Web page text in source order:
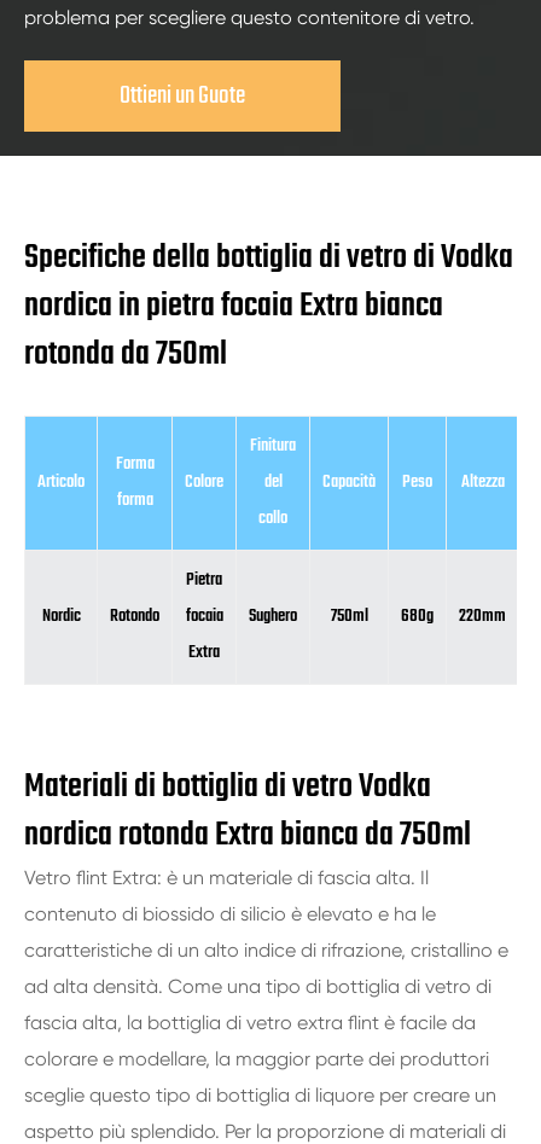
problema per scegliere questo contenitore di vetro.
Ottieni un Guote
Specifiche della bottiglia di vetro di Vodka
nordica in pietra focaia Extra bianca
rotonda da 750ml
Articolo
Forma
forma
Colore
Finitura
del
collo
Capacità Peso Altezza
Nordic Rotondo
Pietra
focaia
Extra
Sughero 750ml 680g 220mm
Materiali di bottiglia di vetro Vodka
nordica rotonda Extra bianca da 750ml
Vetro flint Extra: è un materiale di fascia alta. Il
contenuto di biossido di silicio è elevato e ha le
caratteristiche di un alto indice di rifrazione, cristallino e
ad alta densità. Come una tipo di bottiglia di vetro di
fascia alta, la bottiglia di vetro extra flint è facile da
colorare e modellare, la maggior parte dei produttori
sceglie questo tipo di bottiglia di liquore per creare un
aspetto più splendido. Per la proporzione di materiali di